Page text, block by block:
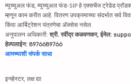
म्युच्युअल फंड, म्युच्युअल फंड-SIP हे एक्सचेंज ट्रेडेड
म्हणून काम करीत आहे. वितरण उपक्रमाच्या संदर्भात सर्व
किंवा आर्बिट्रेशन यंत्रणेचा ॲक्सेस नसेल.
अनुपालन अधिकारी: श्री. रवींद्र कळवणकर, ईमेल:
हेल्पलाईन: 8976689766
आमच्याशी संपर्क साधा
इन्व्हेस्टर, लक्ष द्या